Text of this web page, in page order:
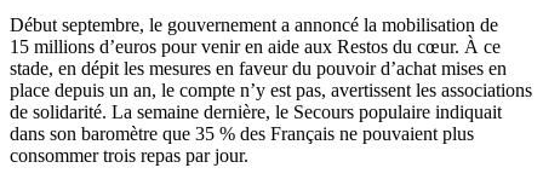
Début septembre, le gouvernement a annoncé la mobilisation de
15 millions d’euros pour venir en aide aux Restos du cœur. À ce
stade, en dépit les mesures en faveur du pouvoir d’achat mises en
place depuis un an, le compte n’y est pas, avertissent les associations
de solidarité. La semaine dernière, le Secours populaire indiquait
dans son baromètre que 35 % des Français ne pouvaient plus
consommer trois repas par jour.